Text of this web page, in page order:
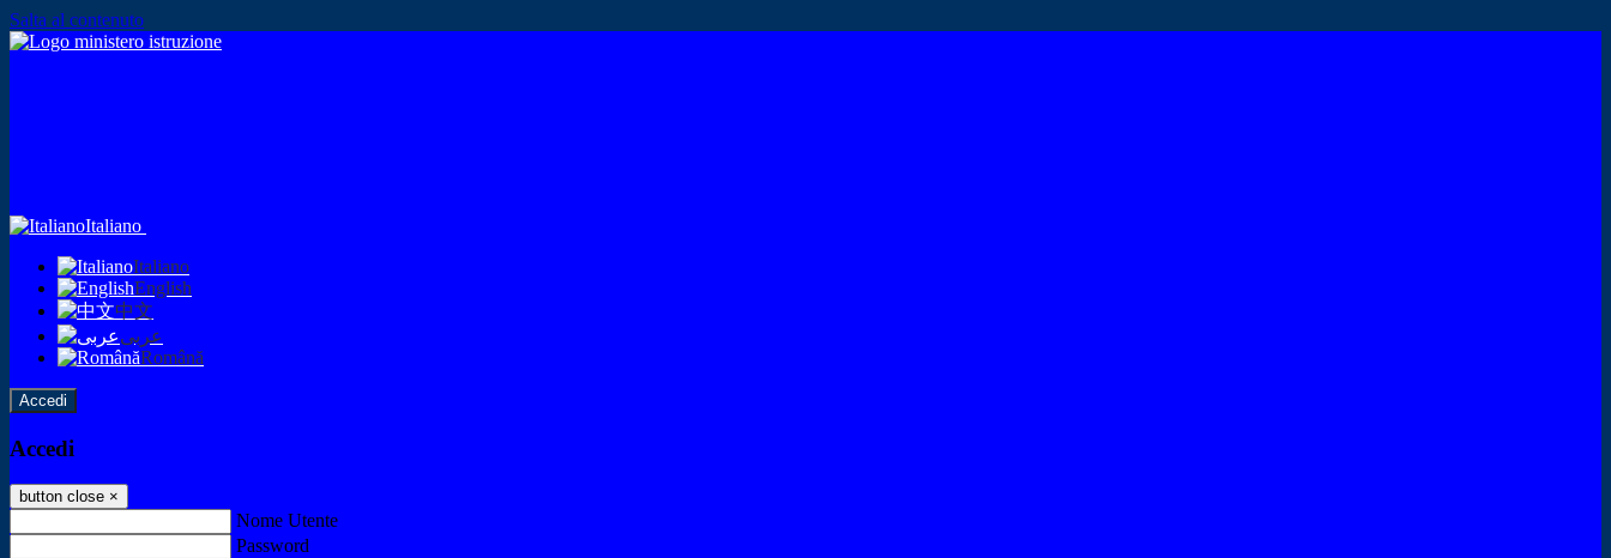
Salta al contenuto
Italiano
Italiano
English
中文
عربى
Română
Accedi
Accedi
button close ×
Nome Utente
Password